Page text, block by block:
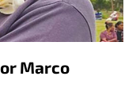
Marco